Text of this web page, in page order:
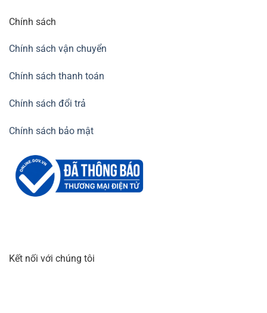
Chính sách
Chính sách vận chuyển
Chính sách thanh toán
Chính sách đổi trả
Chính sách bảo mật
Kết nối với chúng tôi